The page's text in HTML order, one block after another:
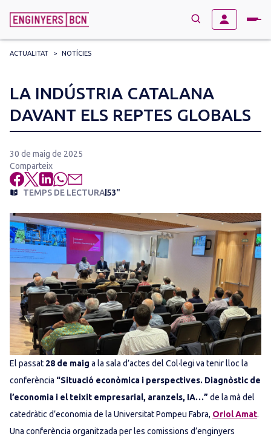
for:
ACTUALITAT > NOTÍCIES
LA INDÚSTRIA CATALANA
DAVANT ELS REPTES GLOBALS
30 de maig de 2025
Comparteix
TEMPS DE LECTURA 53"
El passat 28 de maig a la sala d’actes del Col·legi va tenir lloc la
conferència “Situació econòmica i perspectives. Diagnòstic de
l’economia i el teixit empresarial, aranzels, IA…” de la mà del
catedràtic d’economia de la Universitat Pompeu Fabra, Oriol Amat.
Una conferència organitzada per les comissions d’enginyers